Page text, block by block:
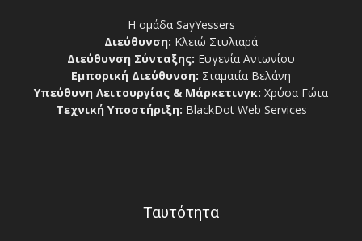
Η ομάδα SayYessers
Διεύθυνση: Κλειώ Στυλιαρά
Διεύθυνση Σύνταξης: Ευγενία Αντωνίου
Εμπορική Διεύθυνση: Σταματία Βελάνη
Υπεύθυνη Λειτουργίας & Μάρκετινγκ: Χρύσα Γώτα
Τεχνική Υποστήριξη: BlackDot Web Services
Ταυτότητα